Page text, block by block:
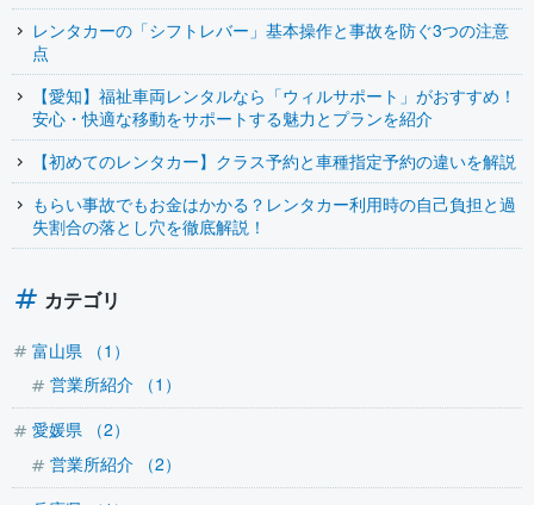
レンタカーの「シフトレバー」基本操作と事故を防ぐ3つの注意
点
【愛知】福祉車両レンタルなら「ウィルサポート」がおすすめ！
安心・快適な移動をサポートする魅力とプランを紹介
【初めてのレンタカー】クラス予約と車種指定予約の違いを解説
もらい事故でもお金はかかる？レンタカー利用時の自己負担と過
失割合の落とし穴を徹底解説！
カテゴリ
富山県 （1）
営業所紹介 （1）
愛媛県 （2）
営業所紹介 （2）